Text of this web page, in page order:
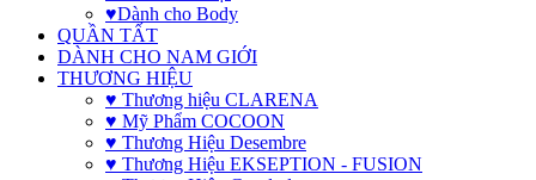
♥Dành cho Body
QUẦN TẤT
DÀNH CHO NAM GIỚI
THƯƠNG HIỆU
♥ Thương hiệu CLARENA
♥ Mỹ Phẩm COCOON
♥ Thương Hiệu Desembre
♥ Thương Hiệu EKSEPTION - FUSION